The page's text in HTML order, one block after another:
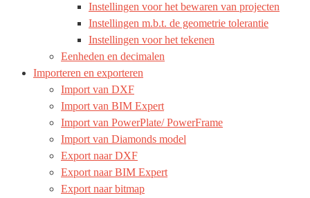
Instellingen voor het bewaren van projecten
Instellingen m.b.t. de geometrie tolerantie
Instellingen voor het tekenen
Eenheden en decimalen
Importeren en exporteren
Import van DXF
Import van BIM Expert
Import van PowerPlate/ PowerFrame
Import van Diamonds model
Export naar DXF
Export naar BIM Expert
Export naar bitmap